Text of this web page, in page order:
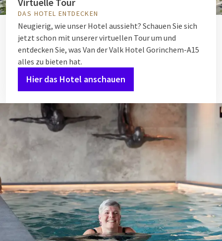
DAS HOTEL ENTDECKEN
Neugierig, wie unser Hotel aussieht? Schauen Sie sich
jetzt schon mit unserer virtuellen Tour um und
entdecken Sie, was Van der Valk Hotel Gorinchem-A15
alles zu bieten hat.
Hier das Hotel anschauen